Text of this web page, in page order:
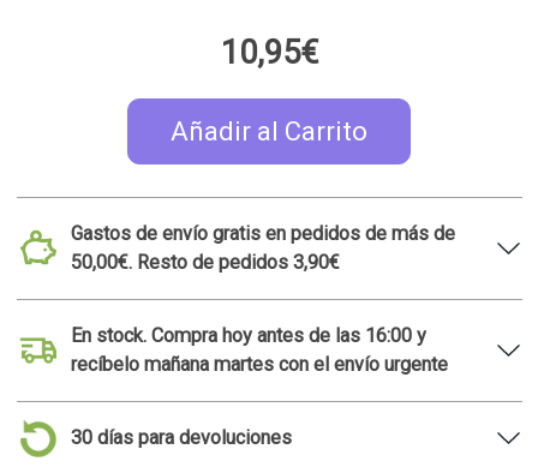
10,95€
Añadir al Carrito
Gastos de envío gratis en pedidos de más de
50,00€. Resto de pedidos 3,90€
En stock. Compra hoy antes de las 16:00 y
recíbelo mañana martes con el envío urgente
30 días para devoluciones